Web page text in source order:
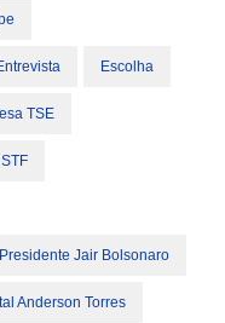
Escolha
TSE
Jair Bolsonaro
Anderson Torres